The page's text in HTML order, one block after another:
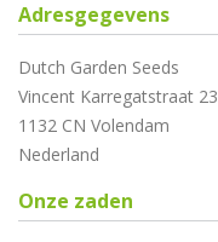
Adresgegevens
Dutch Garden Seeds
Vincent Karregatstraat 23
1132 CN Volendam
Nederland
Onze zaden